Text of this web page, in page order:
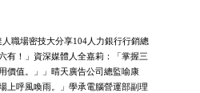
職場密技大分享104人力銀行行銷總
有！」資深媒體人全嘉莉：「掌握三
價值。」」晴天廣告公司總監喻康
上呼風喚雨。」學承電腦營運部副理